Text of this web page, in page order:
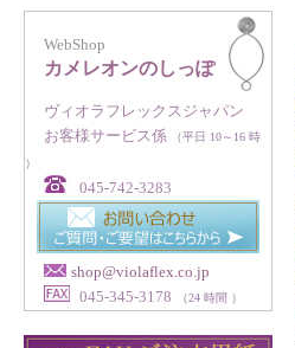
WebShop
カメレオンのしっぽ
ヴィオラフレックスジャパン
お客様サービス係 （平日 10～16 時
）
045-742-3283
shop@violaflex.co.jp
045-345-3178
（24 時間 ）